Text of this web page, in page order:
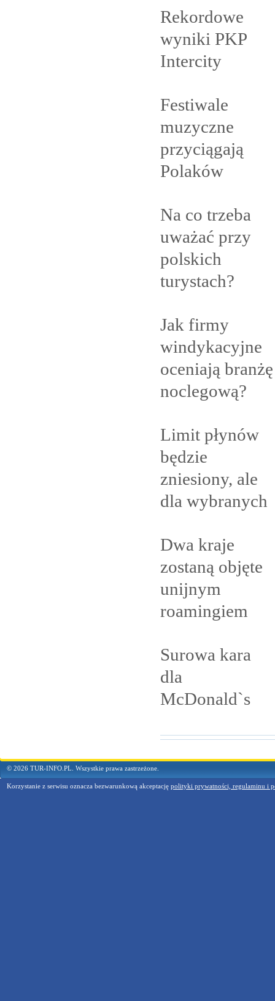
Rekordowe
wyniki PKP
Intercity
Festiwale
muzyczne
przyciągają
Polaków
Na co trzeba
uważać przy
polskich
turystach?
Jak firmy
windykacyjne
oceniają branżę
noclegową?
Limit płynów
będzie
zniesiony, ale
dla wybranych
Dwa kraje
zostaną objęte
unijnym
roamingiem
Surowa kara
dla
McDonald`s
© 2026 TUR-INFO.PL. Wszystkie prawa zastrzeżone.
Korzystanie z serwisu oznacza bezwarunkową akceptację polityki prywatności, regulaminu i